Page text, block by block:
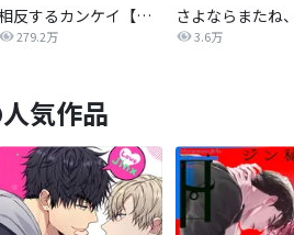
相反するカンケイ【改訂版】
279.2万 3.6万
気作品